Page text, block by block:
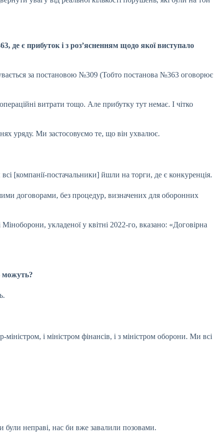
де є прибуток і з розʼясненням щодо якої виступало
за постановою №309 (Тобто постанова №363 оговорює
витрати тощо. Але прибутку тут немає. І чітко
уряду. Ми застосовуємо те, що він ухвалює.
[компанії-постачальники] йшли на торги, де є конкуренція.
договорами, без процедур, визначених для оборонних
укладеної у квітні 2022-го, вказано: «Договірна
можуть?
міністром, і міністром фінансів, і з міністром оборони. Ми всі
були неправі, нас би вже завалили позовами.